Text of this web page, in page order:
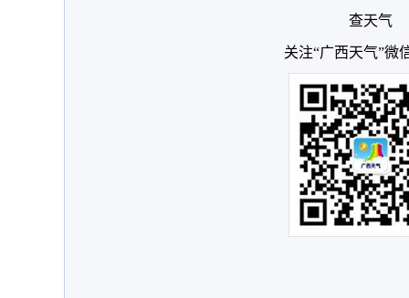
查天气
关注“广西天气”微